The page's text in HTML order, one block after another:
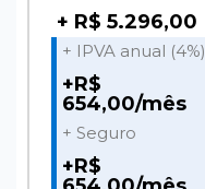
+ R$ 5.296,00
+ IPVA anual (4%)
+R$
654,00/mês
+ Seguro
+R$